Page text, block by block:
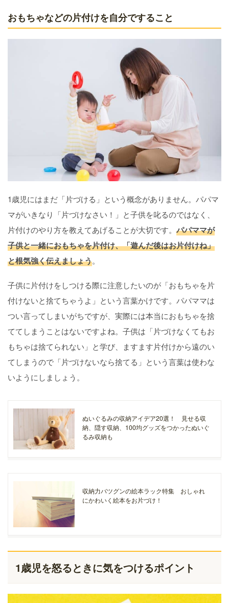
おもちゃなどの片付けを自分ですること
1歳児にはまだ「片づける」という概念がありません。パパマ
マがいきなり「片づけなさい！」と子供を叱るのではなく、
片付けのやり方を教えてあげることが大切です。 パパママが
子供と一緒におもちゃを片付け、「遊んだ後はお片付けね」
と根気強く伝えましょう。
子供に片付けをしつける際に注意したいのが「おもちゃを片
付けないと捨てちゃうよ」という言葉かけです。パパママは
つい言ってしまいがちですが、実際には本当におもちゃを捨
ててしまうことはないですよね。子供は「片づけなくてもお
もちゃは捨てられない」と学び、ますます片付けから遠のい
てしまうので「片づけないなら捨てる」という言葉は使わな
いようにしましょう。
ぬいぐるみの収納アイデア20選！ 見せる収
納、隠す収納、100均グッズをつかったぬいぐ
るみ収納も
収納力バツグンの絵本ラック特集 おしゃれ
にかわいく絵本をお片づけ！
1歳児を怒るときに気をつけるポイント